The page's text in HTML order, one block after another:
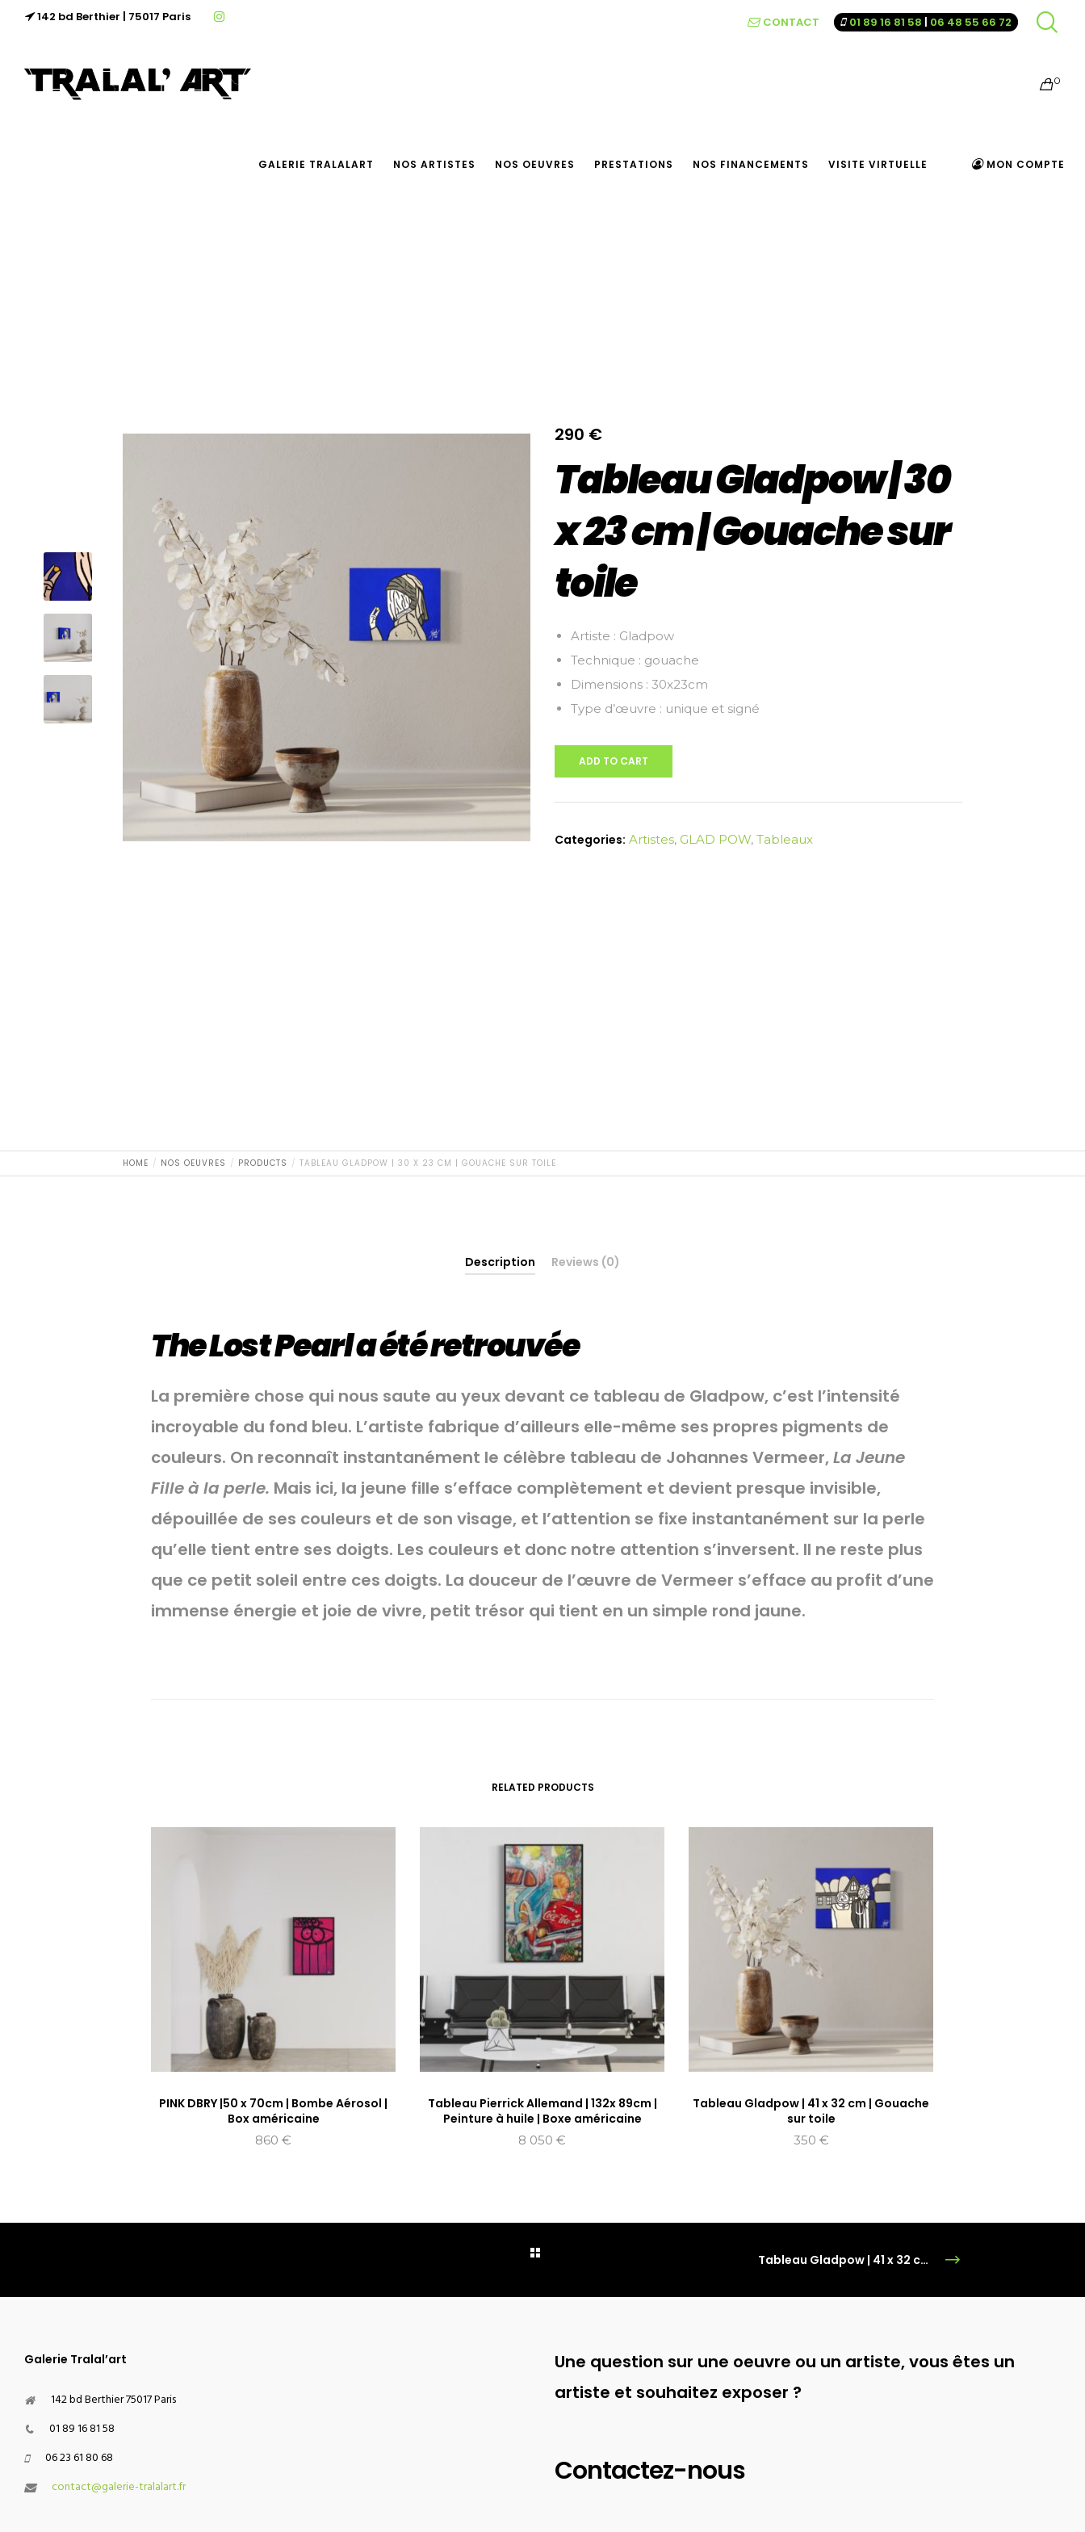
142 bd Berthier | 75017 Paris CONTACT 01 89 16 81 58 | 06 48 55 66 72
0
GALERIE TRALALART NOS ARTISTES NOS OEUVRES PRESTATIONS NOS FINANCEMENTS VISITE VIRTUELLE MON COMPTE
290 €
Tableau Gladpow | 30
x 23 cm | Gouache sur
toile
Artiste : Gladpow
Technique : gouache
Dimensions : 30x23cm
Type d’œuvre : unique et signé
ADD TO CART
Categories: Artistes, GLAD POW, Tableaux
HOME NOS OEUVRES PRODUCTS TABLEAU GLADPOW | 30 X 23 CM | GOUACHE SUR TOILE
Description Reviews (0)
The Lost Pearla été retrouvée
La première chose qui nous saute au yeux devant ce tableau de Gladpow, c’est l’intensité
incroyable du fond bleu. L’artiste fabrique d’ailleurs elle-même ses propres pigments de
couleurs. On reconnaît instantanément le célèbre tableau de Johannes Vermeer,La Jeune
Fille à la perle. Mais ici, la jeune fille s’efface complètement et devient presque invisible,
dépouillée de ses couleurs et de son visage, et l’attention se fixe instantanément sur la perle
qu’elle tient entre ses doigts. Les couleurs et donc notre attention s’inversent. Il ne reste plus
que ce petit soleil entre ces doigts. La douceur de l’œuvre de Vermeer s’efface au profit d’une
immense énergie et joie de vivre, petit trésor qui tient en un simple rond jaune.
RELATED PRODUCTS
PINK DBRY |50 x 70cm | Bombe Aérosol |
Box américaine
860 €
Tableau Pierrick Allemand | 132x 89cm |
Peinture à huile | Boxe américaine
8 050 €
Tableau Gladpow | 41 x 32 cm | Gouache
sur toile
350 €
Tableau Gladpow | 41 x 32 cm | Gouache sur toile
Galerie Tralal’art
142 bd Berthier 75017 Paris
01 89 16 81 58
06 23 61 80 68
contact@galerie-tralalart.fr
Une question sur une oeuvre ou un artiste, vous êtes un
artiste et souhaitez exposer ?
Contactez-nous